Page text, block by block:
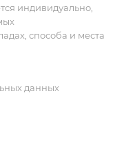
индивидуально,
способа и места
данных